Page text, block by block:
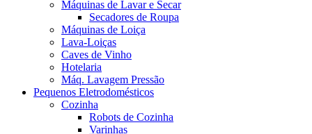
Máquinas de Lavar e Secar
Secadores de Roupa
Máquinas de Loiça
Lava-Loiças
Caves de Vinho
Hotelaria
Máq. Lavagem Pressão
Pequenos Eletrodomésticos
Cozinha
Robots de Cozinha
Varinhas